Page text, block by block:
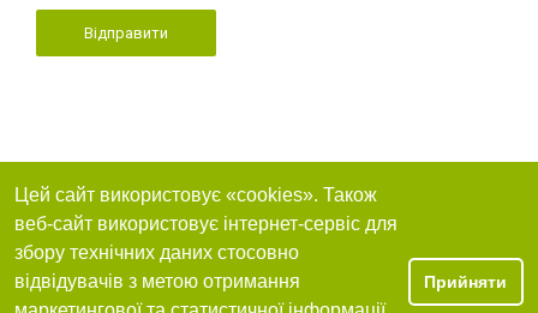
Відправити
Цей сайт використовує «cookies». Також
веб-сайт використовує інтернет-сервіс для
збору технічних даних стосовно
відвідувачів з метою отримання
Прийняти